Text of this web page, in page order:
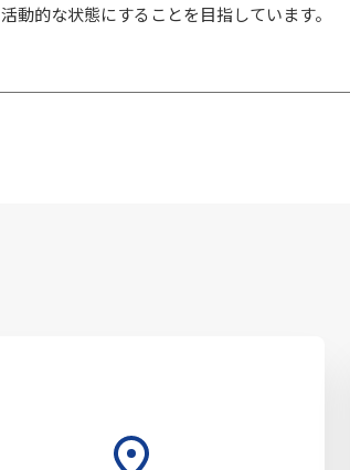
活動的な状態にすることを目指しています。